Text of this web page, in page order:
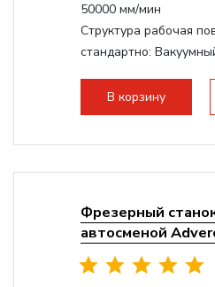
50000 мм/мин
Структура рабочая
стандартно:
Мощность инвертора:
Охлаждение
В корзину
Фрезерный
автосменой